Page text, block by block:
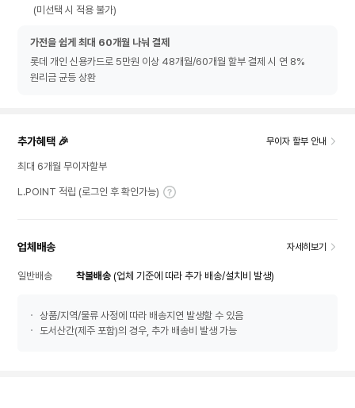
(미선택 시 적용 불가)
가전을 쉽게 최대 60개월 나눠 결제
롯데 개인 신용카드로 5만원 이상 48개월/60개월 할부 결제 시 연 8%
원리금 균등 상환
추가혜택 🎉 무이자 할부 안내
최대 6개월 무이자할부
L.POINT 적립 (로그인 후 확인가능)
업체배송 자세히보기
일반배송 착불배송 (업체 기준에 따라 추가 배송/설치비 발생)
상품/지역/물류 사정에 따라 배송지연 발생할 수 있음
도서산간(제주 포함)의 경우, 추가 배송비 발생 가능